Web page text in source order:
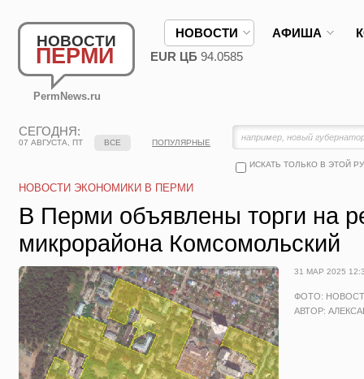
НОВОСТИ
ПЕРМИ
PermNews.ru
НОВОСТИ АФИША
EUR ЦБ 94.0585
СЕГОДНЯ:
07 АВГУСТА, ПТ
ИСКАТЬ ТОЛЬКО В ЭТОЙ
ВСЕ ПОПУЛЯРНЫЕ
НОВОСТИ ЭКОНОМИКИ В ПЕРМИ
В Перми объявлены торги на
микрорайона Комсомольский
31 МАР 2025
ФОТО:
АВТОР: